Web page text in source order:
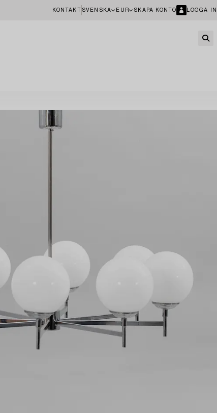
KONTAKT SVENSKA EUR SKAPA KONTO LOGGA IN